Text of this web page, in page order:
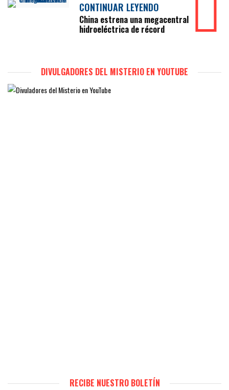
CONTINUAR LEYENDO
China estrena una megacentral
hidroeléctrica de récord
DIVULGADORES DEL MISTERIO EN YOUTUBE
RECIBE NUESTRO BOLETÍN